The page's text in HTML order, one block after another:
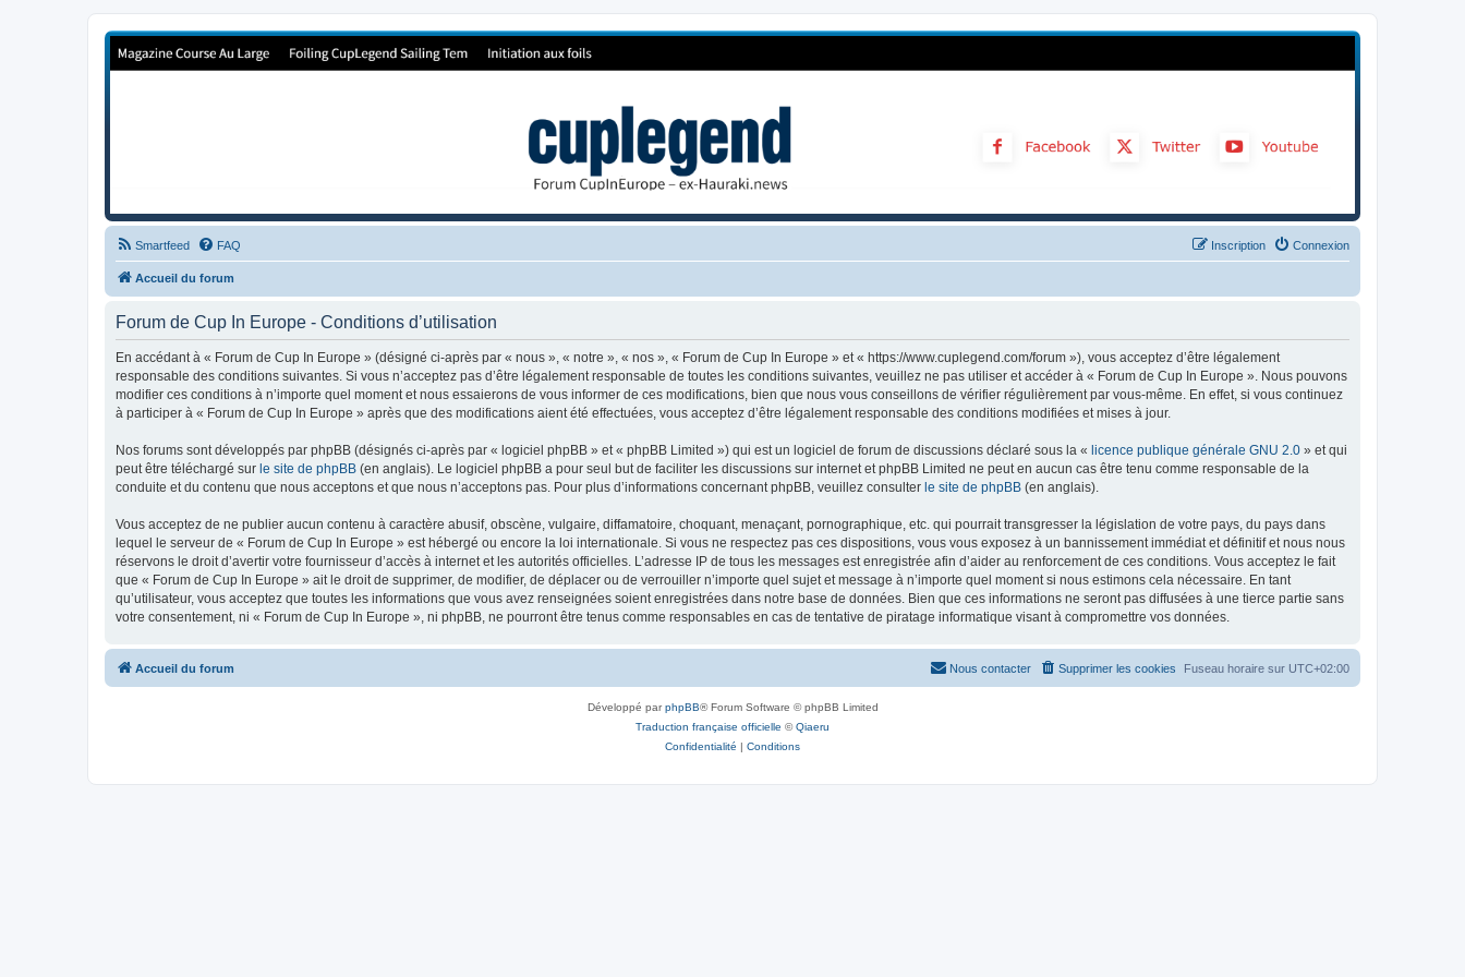
Forum de Cup In Europe
Smartfeed FAQ Connexion
Inscription
Accueil du forum
Forum de Cup In Europe - Conditions d’utilisation
En accédant à « Forum de Cup In Europe » (désigné ci-après par « nous », « notre », « nos », « Forum de Cup In Europe » et « https://www.cuplegend.com/forum »), vous acceptez d’être légalement
responsable des conditions suivantes. Si vous n’acceptez pas d’être légalement responsable de toutes les conditions suivantes, veuillez ne pas utiliser et accéder à « Forum de Cup In Europe ». Nous pouvons
modifier ces conditions à n’importe quel moment et nous essaierons de vous informer de ces modifications, bien que nous vous conseillons de vérifier régulièrement par vous-même. En effet, si vous continuez
à participer à « Forum de Cup In Europe » après que des modifications aient été effectuées, vous acceptez d’être légalement responsable des conditions modifiées et mises à jour.
Nos forums sont développés par phpBB (désignés ci-après par « logiciel phpBB » et « phpBB Limited ») qui est un logiciel de forum de discussions déclaré sous la « licence publique générale GNU 2.0 » et qui
peut être téléchargé sur le site de phpBB (en anglais). Le logiciel phpBB a pour seul but de faciliter les discussions sur internet et phpBB Limited ne peut en aucun cas être tenu comme responsable de la
conduite et du contenu que nous acceptons et que nous n’acceptons pas. Pour plus d’informations concernant phpBB, veuillez consulter le site de phpBB (en anglais).
Vous acceptez de ne publier aucun contenu à caractère abusif, obscène, vulgaire, diffamatoire, choquant, menaçant, pornographique, etc. qui pourrait transgresser la législation de votre pays, du pays dans
lequel le serveur de « Forum de Cup In Europe » est hébergé ou encore la loi internationale. Si vous ne respectez pas ces dispositions, vous vous exposez à un bannissement immédiat et définitif et nous nous
réservons le droit d’avertir votre fournisseur d’accès à internet et les autorités officielles. L’adresse IP de tous les messages est enregistrée afin d’aider au renforcement de ces conditions. Vous acceptez le fait
que « Forum de Cup In Europe » ait le droit de supprimer, de modifier, de déplacer ou de verrouiller n’importe quel sujet et message à n’importe quel moment si nous estimons cela nécessaire. En tant
qu’utilisateur, vous acceptez que toutes les informations que vous avez renseignées soient enregistrées dans notre base de données. Bien que ces informations ne seront pas diffusées à une tierce partie sans
votre consentement, ni « Forum de Cup In Europe », ni phpBB, ne pourront être tenus comme responsables en cas de tentative de piratage informatique visant à compromettre vos données.
Accueil du forum Fuseau horaire sur UTC+02:00
Supprimer les cookies
Nous contacter
Développé parphpBB® Forum Software © phpBB Limited
Traduction française officielle ©Qiaeru
Confidentialité | Conditions